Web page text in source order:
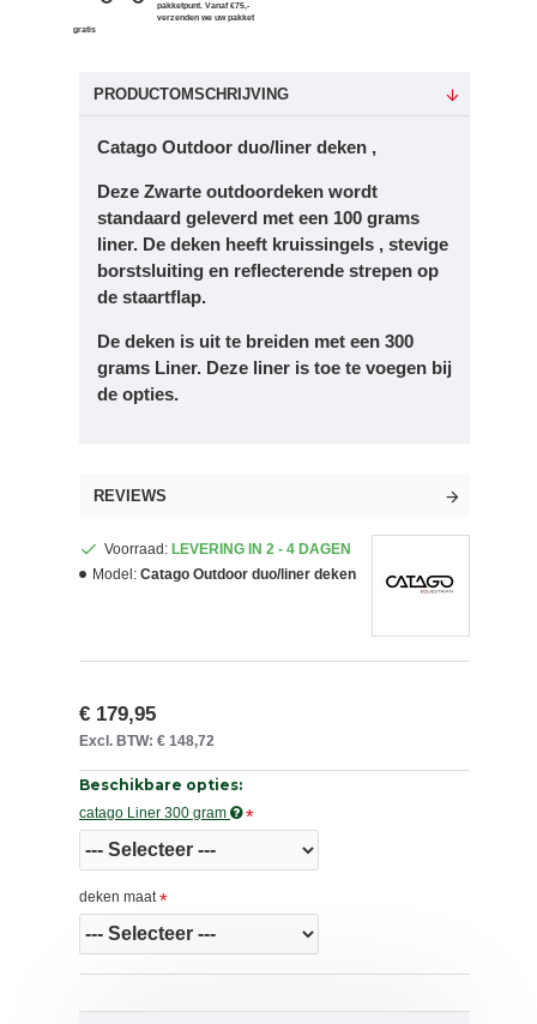
pakketpunt. Vanaf €75,-
verzenden we uw pakket
gratis
PRODUCTOMSCHRIJVING
Catago Outdoor duo/liner deken ,
Deze Zwarte outdoordeken wordt
standaard geleverd met een 100 grams
liner. De deken heeft kruissingels , stevige
borstsluiting en reflecterende strepen op
de staartflap.
De deken is uit te breiden met een 300
grams Liner. Deze liner is toe te voegen bij
de opties.
REVIEWS
Voorraad: LEVERING IN 2 - 4 DAGEN
Model: Catago Outdoor duo/liner deken
€ 179,95
Excl. BTW: € 148,72
Beschikbare opties:
catago Liner 300 gram
deken maat